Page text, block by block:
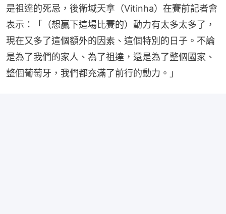
是祖達的死忌，後衛域天拿（Vitinha）在賽前記者會
表示：「（想贏下這場比賽的）動力有太多太多了，
現在又多了這個額外的因素、這個特別的日子。不論
是為了我們的家人、為了祖達，還是為了整個國家、
整個葡萄牙，我們都充滿了前行的動力。」